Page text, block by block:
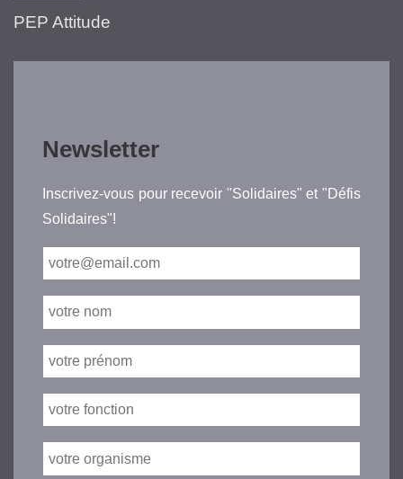
PEP Attitude
Newsletter
Inscrivez-vous pour recevoir "Solidaires" et "Défis
Solidaires"!